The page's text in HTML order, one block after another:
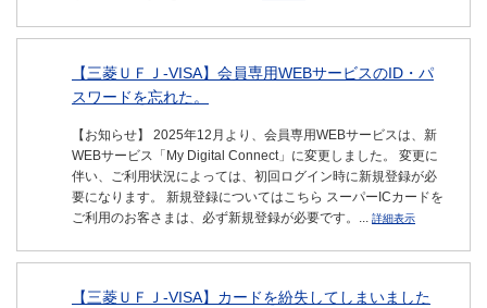
【三菱ＵＦＪ-VISA】会員専用WEBサービスのID・パ
スワードを忘れた。
【お知らせ】 2025年12月より、会員専用WEBサービスは、新
WEBサービス「My Digital Connect」に変更しました。 変更に
伴い、ご利用状況によっては、初回ログイン時に新規登録が必
要になります。 新規登録についてはこちら スーパーICカードを
ご利用のお客さまは、必ず新規登録が必要です。... 詳細表示
【三菱ＵＦＪ-VISA】カードを紛失してしまいました